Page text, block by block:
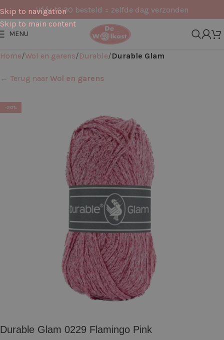
Skip to navigation
Skip to main content
Vóór 16:30 besteld = zelfde dag verzonden
MENU
Home Wol en garens Durable Durable Glam
← Terug naar Wol en garens
-20%
Durable Glam 0229 Flamingo Pink